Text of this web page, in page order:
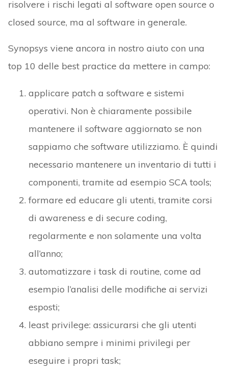
risolvere i rischi legati al software open source o
closed source, ma al software in generale.
Synopsys viene ancora in nostro aiuto con una
top 10 delle best practice da mettere in campo:
applicare patch a software e sistemi
operativi. Non è chiaramente possibile
mantenere il software aggiornato se non
sappiamo che software utilizziamo. È quindi
necessario mantenere un inventario di tutti i
componenti, tramite ad esempio SCA tools;
formare ed educare gli utenti, tramite corsi
di awareness e di secure coding,
regolarmente e non solamente una volta
all’anno;
automatizzare i task di routine, come ad
esempio l’analisi delle modifiche ai servizi
esposti;
least privilege: assicurarsi che gli utenti
abbiano sempre i minimi privilegi per
eseguire i propri task;